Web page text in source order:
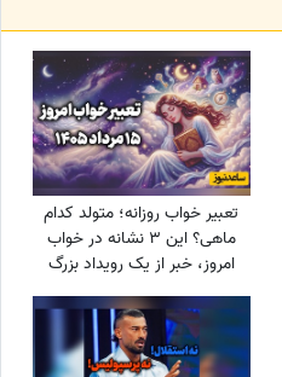
تعبیر خواب روزانه؛ متولد کدام
ماهی؟ این 3 نشانه در خواب
امروز، خبر از یک رویداد بزرگ
می‌دهند! / پنج‌شنبه 15 مرداد
1405